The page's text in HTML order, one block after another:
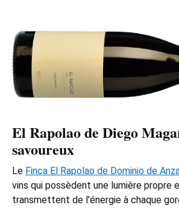
El Rapolao de Diego
savoureux
Le Finca El Rapolao de Dominio de
vins qui possèdent une lumière propre
transmettent de l'énergie à chaque